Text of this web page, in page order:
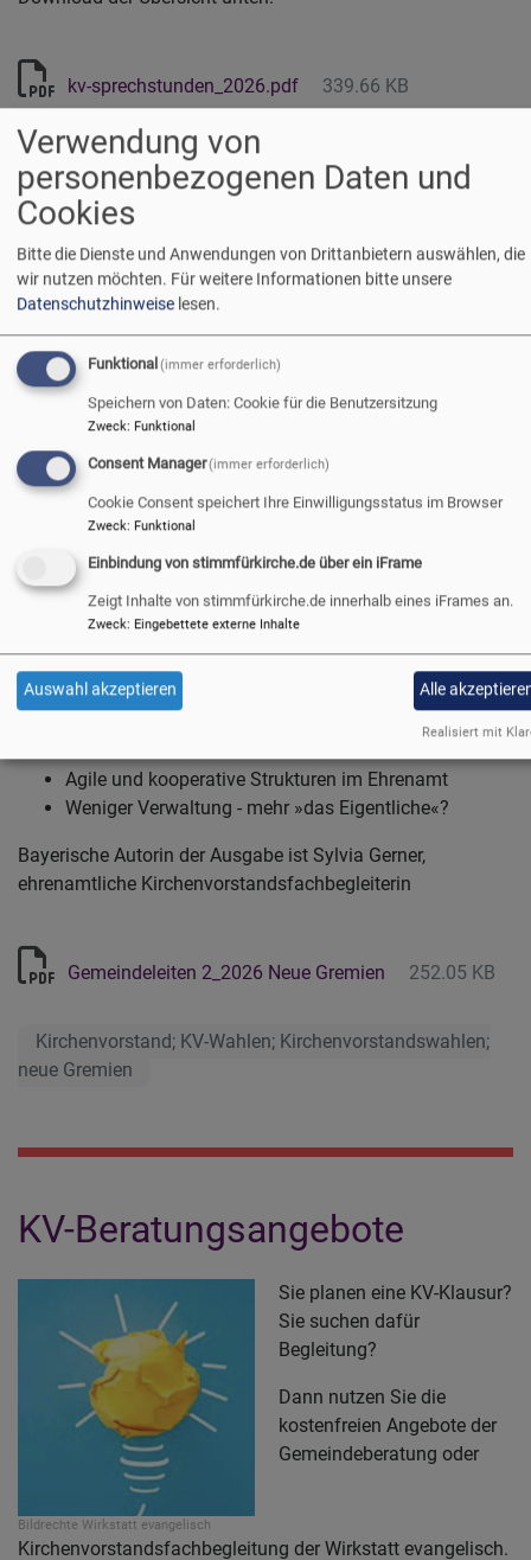
kv-sprechstunden_2026.pdf 339.66 KB
KV-Sprechstunde Sprechstunde
Magazin Gemeindeleiten 2 |
2026 - für Sie kostenlos
Bildrechte Medienhaus der EKHN
Die Themen der Ausgabe
braucht das Land«
nicht zusätzlich
Weg ins transparochiale
Neue Aufgaben für kirchliche Leitungsgremien
Agile und kooperative Strukturen im Ehrenamt
Weniger Verwaltung - mehr »das Eigentliche«?
Bayerische Autorin der Ausgabe ist Sylvia Gerner,
ehrenamtliche Kirchenvorstandsfachbegleiterin
Gemeindeleiten 2_2026 Neue Gremien 252.05 KB
Kirchenvorstand; KV-Wahlen; Kirchenvorstandswahlen;
neue Gremien
KV-Beratungsangebote
Bildrechte Wirkstatt evangelisch
Sie planen eine KV-Klausur?
Sie suchen dafür
Begleitung?
Dann nutzen Sie die
kostenfreien Angebote der
Gemeindeberatung oder
Kirchenvorstandsfachbegleitung der Wirkstatt evangelisch.
Verwendung von
personenbezogenen Daten und
Cookies
Bitte die Dienste und Anwendungen von Drittanbietern auswählen, die
wir nutzen möchten. Für weitere Informationen bitte unsere
Datenschutzhinweise lesen.
Funktional (immer erforderlich)
Speichern von Daten: Cookie für die Benutzersitzung
Zweck: Funktional
Consent Manager(immer erforderlich)
Cookie Consent speichert Ihre Einwilligungsstatus im Browser
Zweck: Funktional
Einbindung von stimmfürkirche.de über ein iFrame
Zeigt Inhalte von stimmfürkirche.de innerhalb eines iFrames an.
Zweck: Eingebettete externe Inhalte
Auswahl akzeptieren Alle
Realisiert mit